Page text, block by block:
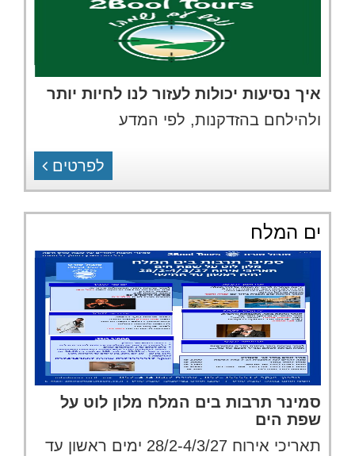
איך נסיעות יכולות לעזור לנו לחיות יותר
ולהילחם בהזדקנות, לפי המדע
לפרטים
ים המלח
סמינר תרבות בים המלח מלון לוט על
שפת הים
תאריכי אירוח 28/2-4/3/27 ימים ראשון עד